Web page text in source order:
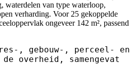
waterdelen van type waterloop,
verharding. Voor 25 gekoppelde
ongeveer 142 m², passend
, gebouw-, perceel- en
overheid, samengevat